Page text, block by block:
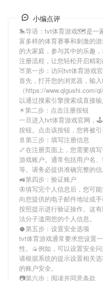
小编点评
🎠导语： tvt体育游戏🗺是一
富多样的体育赛事和刺激的
的大家庭，参与其中的乐趣
注册流程，让您轻松开启精彩
🍑第一步：访问tvt体育游戏
首先，打开您的浏览器，输入
（https://www.qigushi.com/
以通过搜索引擎搜索或直接输
☀第二步：点击注册按钮
一旦进入tvt体育游戏官网，🕹
按钮。点击该按钮，您将被引
🚢第三步：填写注册信息
🦴在注册页面上，您需要填
游戏账户。通常包括用户名
等。请务必提供准确完整的信
🚜第四步：验证账户
🦋填写完个人信息后，您可能
向您提供的电子邮件地址或
按照提示进行验证操作。这
法分子滥用您的个人信息。
🥥第五步：设置安全选项
tvt体育游戏通常要求您设置
性。🍙例如，可以设置安全
请根据系统的提示设置相关
的账户安全。
📷第六步：阅读并同意条款